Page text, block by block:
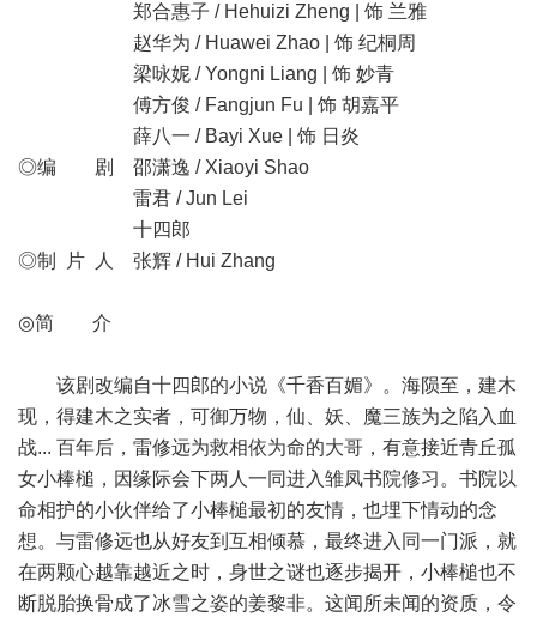
郑合惠子 / Hehuizi Zheng | 饰 兰雅
赵华为 / Huawei Zhao | 饰 纪桐周
梁咏妮 / Yongni Liang | 饰 妙青
傅方俊 / Fangjun Fu | 饰 胡嘉平
薛八一 / Bayi Xue | 饰 日炎
◎编 剧 邵潇逸 / Xiaoyi Shao
雷君 / Jun Lei
十四郎
◎制 片 人 张辉 / Hui Zhang
◎简 介
该剧改编自十四郎的小说《千香百媚》。海陨至，建木
现，得建木之实者，可御万物，仙、妖、魔三族为之陷入血
战... 百年后，雷修远为救相依为命的大哥，有意接近青丘孤
女小棒槌，因缘际会下两人一同进入雏凤书院修习。书院以
命相护的小伙伴给了小棒槌最初的友情，也埋下情动的念
想。与雷修远也从好友到互相倾慕，最终进入同一门派，就
在两颗心越靠越近之时，身世之谜也逐步揭开，小棒槌也不
断脱胎换骨成了冰雪之姿的姜黎非。这闻所未闻的资质，令